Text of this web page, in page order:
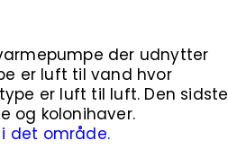
der udnytter
er luft til vand hvor
er luft til luft. Den sidste
og kolonihaver.
det område.